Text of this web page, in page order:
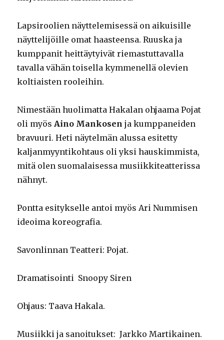
Lapsiroolien näyttelemisessä on aikuisille
näyttelijöille omat haasteensa. Ruuska ja
kumppanit heittäytyivät riemastuttavalla
tavalla vähän toisella kymmenellä olevien
koltiaisten rooleihin.
Nimestään huolimatta Hakalan ohjaama Pojat
oli myösAino Mankosen ja kumppaneiden
bravuuri. Heti näytelmän alussa esitetty
kaljanmyyntikohtaus oli yksi hauskimmista,
mitä olen suomalaisessa musiikkiteatterissa
nähnyt.
Pontta esitykselle antoi myös Ari Nummisen
ideoima koreografia.
Savonlinnan Teatteri: Pojat.
Dramatisointi Snoopy Siren
Ohjaus: Taava Hakala.
Musiikki ja sanoitukset: Jarkko Martikainen.